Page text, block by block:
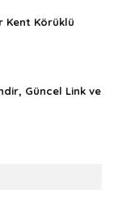
Kent Körüklü
Güncel Link ve